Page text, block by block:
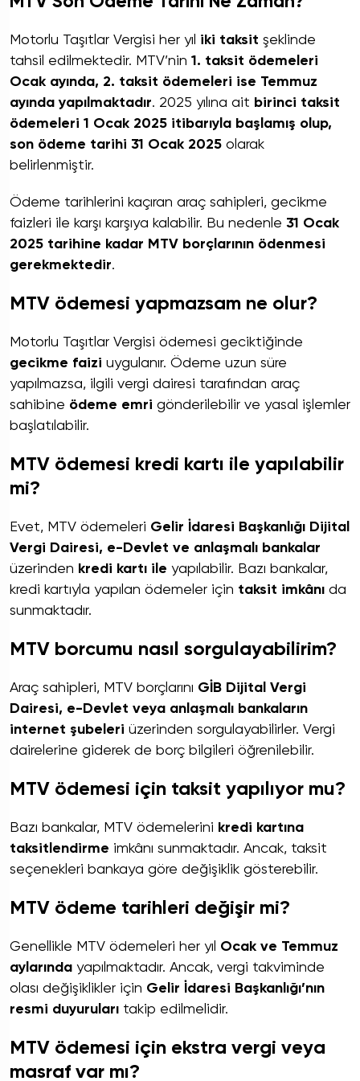
Motorlu Taşıtlar Vergisi her yıl iki taksit şeklinde
tahsil edilmektedir. MTV’nin 1. taksit ödemeleri
Ocak ayında, 2. taksit ödemeleri ise Temmuz
ayında yapılmaktadır. 2025 yılına ait birinci taksit
ödemeleri 1 Ocak 2025 itibarıyla başlamış olup,
son ödeme tarihi 31 Ocak 2025 olarak
belirlenmiştir.
Ödeme tarihlerini kaçıran araç sahipleri, gecikme
faizleri ile karşı karşıya kalabilir. Bu nedenle 31 Ocak
2025 tarihine kadar MTV borçlarının ödenmesi
gerekmektedir.
MTV ödemesi yapmazsam ne olur?
Motorlu Taşıtlar Vergisi ödemesi geciktiğinde
gecikme faizi uygulanır. Ödeme uzun süre
yapılmazsa, ilgili vergi dairesi tarafından araç
sahibine ödeme emri gönderilebilir ve yasal işlemler
başlatılabilir.
MTV ödemesi kredi kartı ile yapılabilir
mi?
Evet, MTV ödemeleri Gelir İdaresi Başkanlığı Dijital
Vergi Dairesi, e-Devlet ve anlaşmalı bankalar
üzerinden kredi kartı ile yapılabilir. Bazı bankalar,
kredi kartıyla yapılan ödemeler için taksit imkânı da
sunmaktadır.
MTV borcumu nasıl sorgulayabilirim?
Araç sahipleri, MTV borçlarını GİB Dijital Vergi
Dairesi, e-Devlet veya anlaşmalı bankaların
internet şubeleri üzerinden sorgulayabilirler. Vergi
dairelerine giderek de borç bilgileri öğrenilebilir.
MTV ödemesi için taksit yapılıyor mu?
Bazı bankalar, MTV ödemelerini kredi kartına
taksitlendirme imkânı sunmaktadır. Ancak, taksit
seçenekleri bankaya göre değişiklik gösterebilir.
MTV ödeme tarihleri değişir mi?
Genellikle MTV ödemeleri her yıl Ocak ve Temmuz
aylarında yapılmaktadır. Ancak, vergi takviminde
olası değişiklikler için Gelir İdaresi Başkanlığı’nın
resmi duyuruları takip edilmelidir.
MTV ödemesi için ekstra vergi veya
masraf var mı?